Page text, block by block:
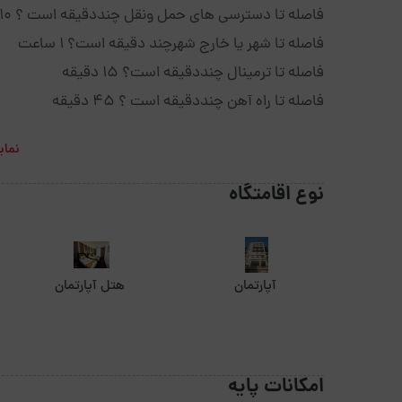
فاصله تا دسترسی های حمل ونقل چنددقیقه است ؟ 10 دقیقه
فاصله تا شهر یا خارج شهرچند دقیقه است؟ 1 ساعت
فاصله تا ترمینال چنددقیقه است؟ 15 دقیقه
فاصله تا راه آهن چنددقیقه است ؟ 45 دقیقه
نوع اقامتگاه
آپارتمان هتل آپارتمان
امکانات پایه